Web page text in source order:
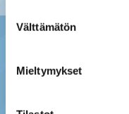
Suostumuksen
valinta
Välttämätön
Mieltymykset